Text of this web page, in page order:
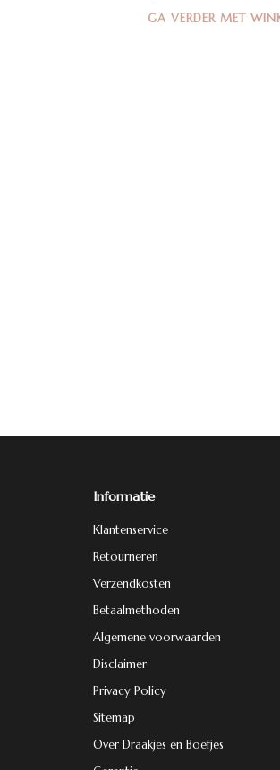
GA VERDER MET
Informatie
Klantenservice
Retourneren
Verzendkosten
Betaalmethoden
Algemene voorwaarden
Disclaimer
Privacy Policy
Sitemap
Over Draakjes en Boefjes